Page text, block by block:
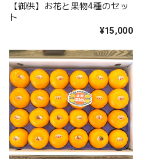
【御供】お花と果物4種のセッ
ト
¥15,000